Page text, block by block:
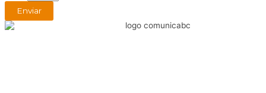
Enviar